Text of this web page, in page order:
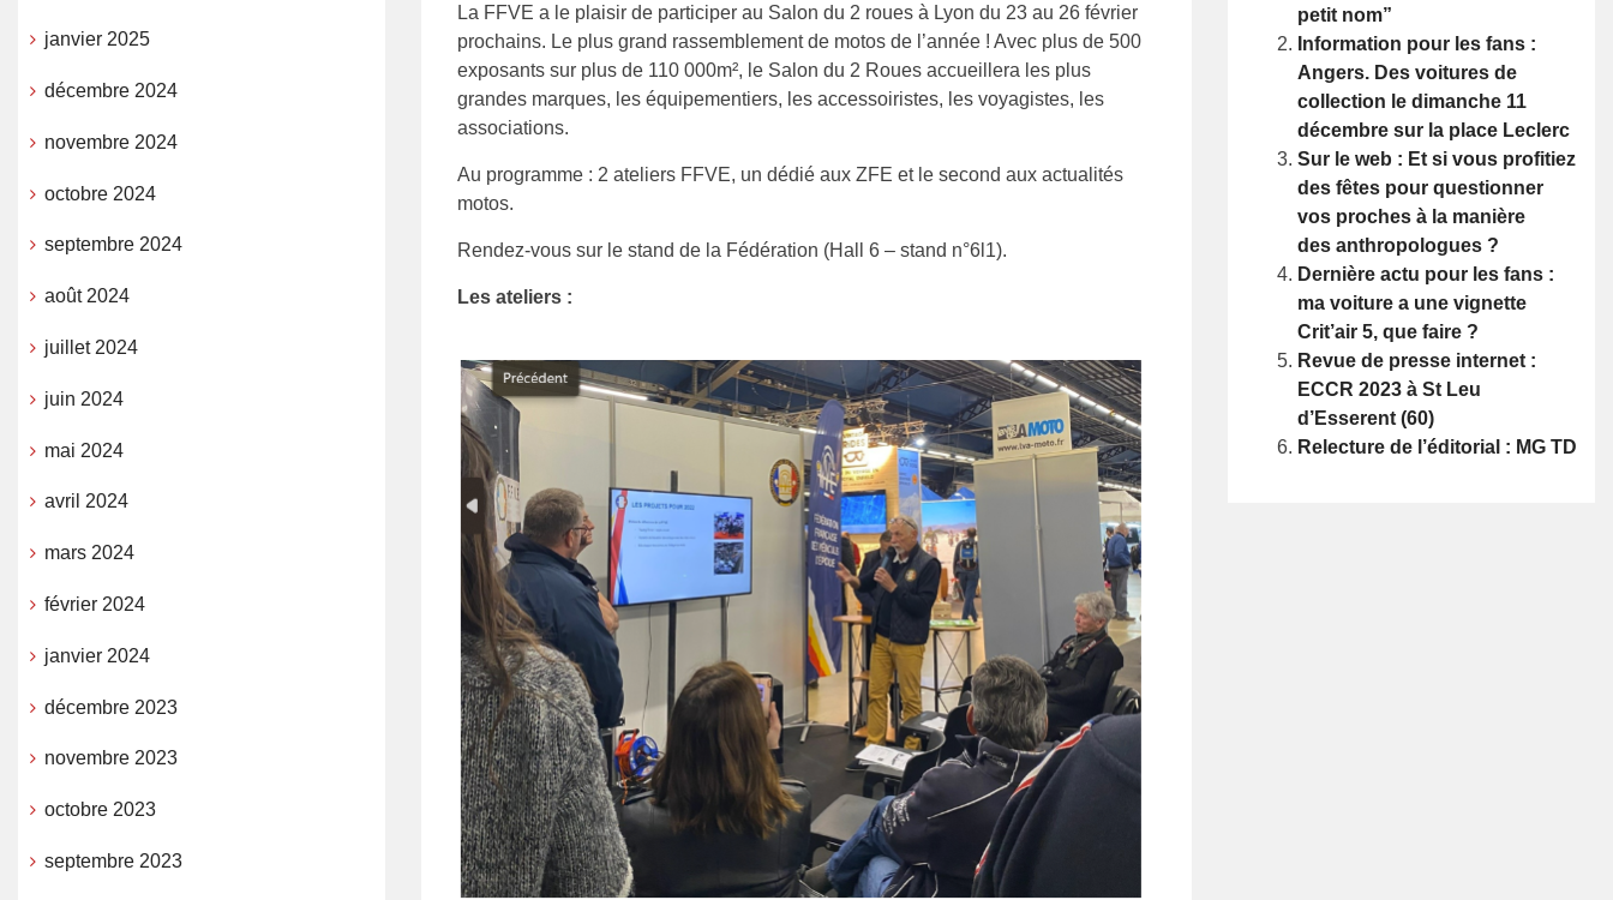
La FFVE a le plaisir de participer au Salon du 2 roues à Lyon du 23 au 26 février
prochains. Le plus grand rassemblement de motos de l’année ! Avec plus de 500
exposants sur plus de 110 000m², le Salon du 2 Roues accueillera les plus
grandes marques, les équipementiers, les accessoiristes, les voyagistes, les
associations.
Au programme : 2 ateliers FFVE, un dédié aux ZFE et le second aux actualités
motos.
Rendez-vous sur le stand de la Fédération (Hall 6 – stand n°6l1).
Les ateliers :
petit nom”
Information pour les fans :
Angers. Des voitures de
collection le dimanche 11
décembre sur la place Leclerc
Sur le web : Et si vous profitiez
des fêtes pour questionner
vos proches à la manière
des anthropologues ?
Dernière actu pour les fans :
ma voiture a une vignette
Crit’air 5, que faire ?
Revue de presse internet :
ECCR 2023 à St Leu
d’Esserent (60)
Relecture de l’éditorial : MG TD
janvier 2025
décembre 2024
novembre 2024
octobre 2024
septembre 2024
août 2024
juillet 2024
juin 2024
mai 2024
avril 2024
mars 2024
février 2024
janvier 2024
décembre 2023
novembre 2023
octobre 2023
septembre 2023